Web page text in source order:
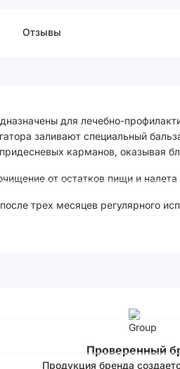
Отзывы
для лечебно-
заливают специальный
карманов, оказывая
от остатков пищи и
трех месяцев регулярного
Проверенный
Продукция бренда